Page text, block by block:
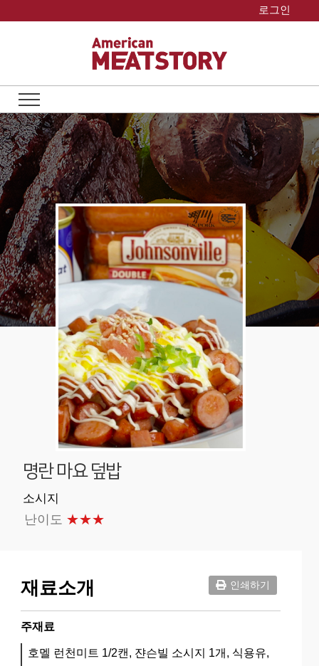
로그인
명란 마요 덮밥
소시지
난이도 ★★★
재료소개 인쇄하기
주재료
호멜 런천미트 1/2캔, 쟌슨빌 소시지 1개, 식용유,